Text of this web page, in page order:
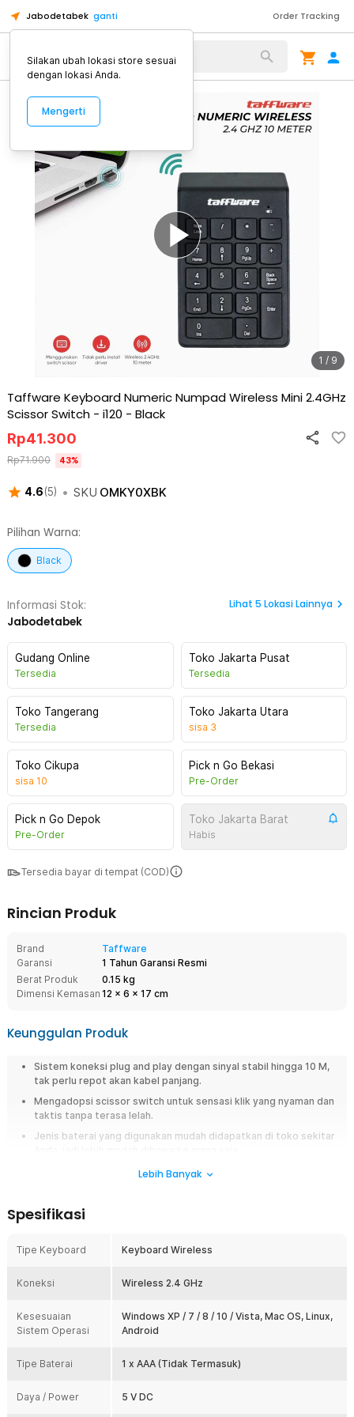
Jabodetabek ganti Order Tracking
Alat Kopi
1 / 9
Taffware Keyboard Numeric Numpad Wireless Mini 2.4GHz
Scissor Switch - i120 - Black
4.6(5) • SKU OMKY0XBK
Rp41.300
Rp71.900 43%
Pilihan Warna:
Black
Informasi Stok:
Jabodetabek
Lihat 5 Lokasi Lainnya
Gudang Online
Tersedia
Toko Jakarta Pusat
Tersedia
Toko Tangerang
Tersedia
Toko Jakarta Utara
sisa 3
Toko Cikupa
sisa 10
Pick n Go Bekasi
Pre-Order
Pick n Go Depok
Pre-Order
Toko Jakarta Barat
Habis
Tersedia bayar di tempat (COD)
Rincian Produk
Brand
Taffware
Garansi
1 Tahun Garansi Resmi
Berat Produk
0.15 kg
Dimensi Kemasan 12 x 6 x 17 cm
Keunggulan Produk
Sistem koneksi plug and play dengan sinyal stabil hingga 10 M,
tak perlu repot akan kabel panjang.
Mengadopsi scissor switch untuk sensasi klik yang nyaman dan
taktis tanpa terasa lelah.
Jenis baterai yang digunakan mudah didapatkan di toko sekitar
laptop atau komputer yang tidak memiliki numpad bawaan. Keypad
akuntansi, kasir, atau pengolahan data. Menggunakan koneksi numpad
Solusi Praktis untuk Laptop Tanpa Numpad
laptop yang tidak memiliki numeric keypad atau numpad bawaan.
melakukan input angka secara lebih cepat saat bekerja dengan
spreadsheet, software akuntansi, maupun sistem kasir. Kehadiran
Lebih Banyak
Spesifikasi
Tipe Keyboard Keyboard Wireless
Koneksi Wireless 2.4 GHz
Kesesuaian
Sistem Operasi
Windows XP / 7 / 8 / 10 / Vista, Mac OS, Linux,
Android
Tipe Baterai 1 x AAA (Tidak Termasuk)
Daya / Power 5 V DC
Silakan ubah lokasi store sesuai
dengan lokasi Anda.
Mengerti